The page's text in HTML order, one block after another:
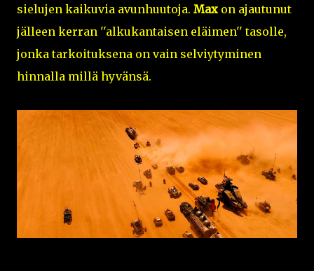
sielujen kaikuvia avunhuutoja. Max on ajautunut
jälleen kerran ''alkukantaisen eläimen'' tasolle,
jonka tarkoituksena on vain selviytyminen
hinnalla millä hyvänsä.